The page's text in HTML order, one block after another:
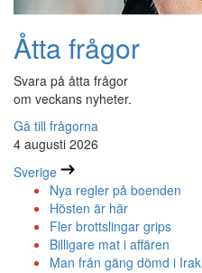
Åtta frågor
Svara på åtta frågor
om veckans nyheter.
Gå till frågorna
4 augusti 2026
Sverige
Nya regler på boenden
Hösten är här
Fler brottslingar grips
Billigare mat i affären
Man från gäng dömd i Irak